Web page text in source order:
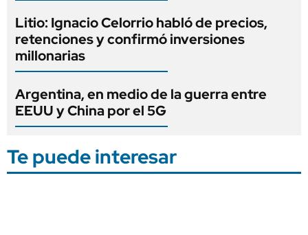
Litio: Ignacio Celorrio habló de precios,
retenciones y confirmó inversiones
millonarias
Argentina, en medio de la guerra entre
EEUU y China por el 5G
Te puede interesar